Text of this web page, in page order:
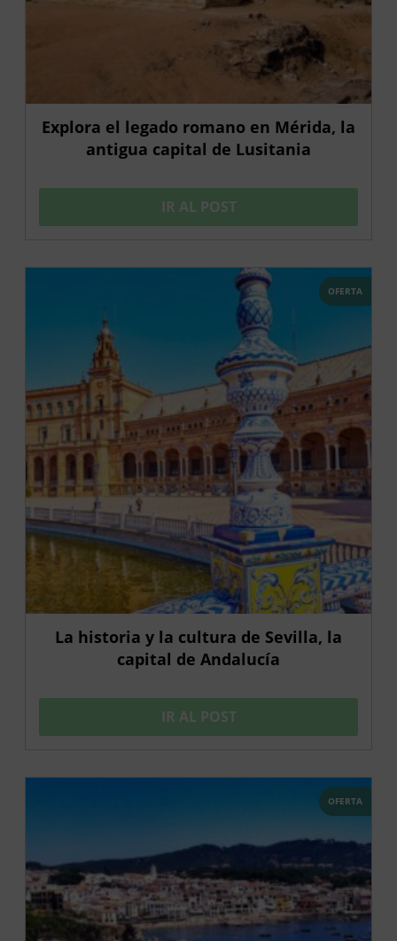
Explora el legado romano en Mérida, la
antigua capital de Lusitania
IR AL POST
OFERTA
La historia y la cultura de Sevilla, la
capital de Andalucía
IR AL POST
OFERTA